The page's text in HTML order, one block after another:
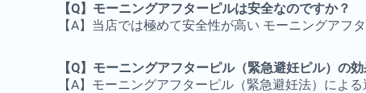
【Q】モーニングアフターピルは安全なのですか？
【A】当店では極めて安全性が高い モーニングアフ
【Q】モーニングアフターピル（緊急避妊ピル）の
【A】モーニングアフターピル（緊急避妊法）によ